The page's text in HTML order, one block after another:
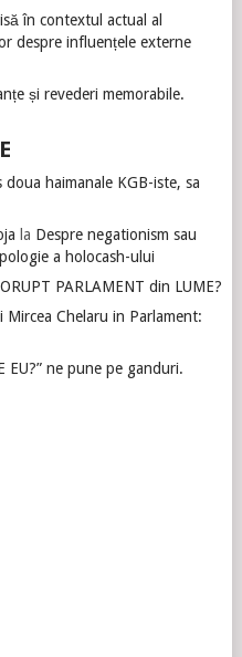
în contextul actual al
despre influențele externe
și revederi memorabile.
doua haimanale KGB-iste, sa
la Despre negationism sau
a holocash-ului
PARLAMENT din LUME?
Mircea Chelaru in Parlament:
EU?” ne pune pe ganduri.